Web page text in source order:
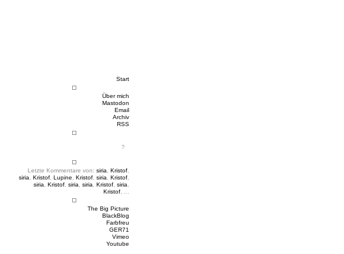
Start
Über mich
Mastodon
Email
Archiv
RSS
Letzte Kommentare von: siria Kristof
siria
Kristof Lupine Kristof siria Kristof
siria
Kristof siria siria Kristof siria
Kristof
The Big Picture
BlackBlog
Farbfreu
GER71
Vimeo
Youtube